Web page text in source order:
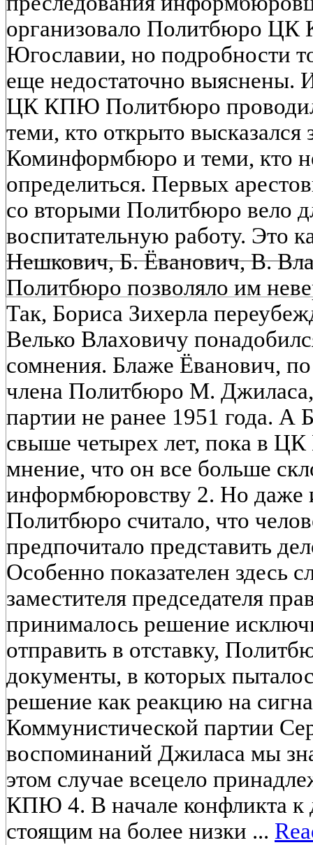
организовало Политбюро ЦК
Югославии, но подробности
еще недостаточно выяснены.
ЦК КПЮ Политбюро
теми, кто открыто
Коминформбюро и теми, кто
определиться. Первых
со вторыми Политбюро вело
воспитательную работу. Это
Нешкович, Б. Ёванович, В.
Политбюро позволяло им
Так, Бориса Зихерла
Велько Влаховичу
сомнения. Блаже Ёванович,
члена Политбюро М.
партии не ранее 1951 года. А
свыше четырех лет, пока в
мнение, что он все больше
информбюровству 2. Но даже
Политбюро считало, что
предпочитало представить
Особенно показателен здесь
заместителя председателя
принималось решение
отправить в отставку,
документы, в которых
решение как реакцию на
Коммунистической партии
воспоминаний Джиласа мы
этом случае всецело
КПЮ 4. В начале конфликта
стоящим на более низки ...